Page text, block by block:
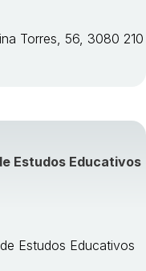
Torres, 56, 3080 210
Estudos Educativos
Estudos Educativos